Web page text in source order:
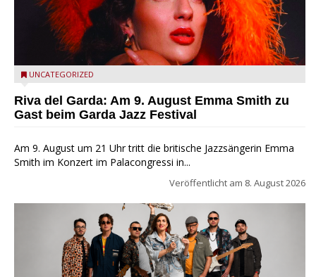
Riva del Garda - Emma Smith zu Gast beim Garda Jazz
UNCATEGORIZED
Riva del Garda: Am 9. August Emma Smith zu
Gast beim Garda Jazz Festival
Am 9. August um 21 Uhr tritt die britische Jazzsängerin Emma
Smith im Konzert im Palacongressi in...
Veröffentlicht am 8. August 2026